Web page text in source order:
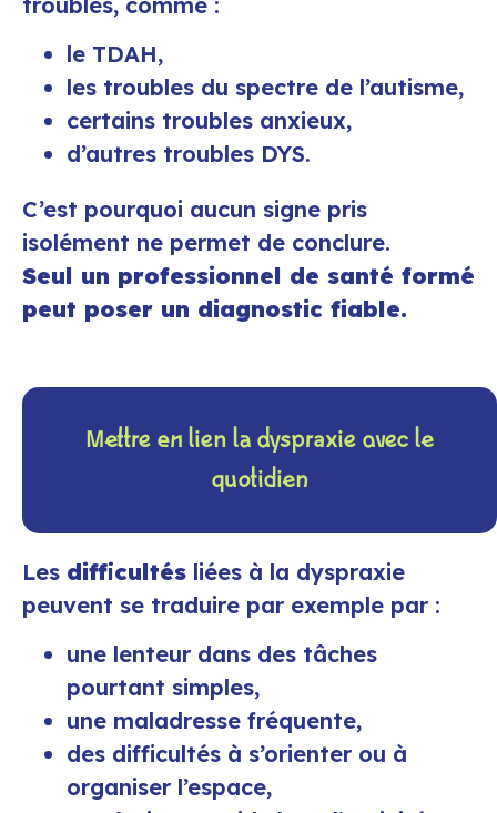
le TDAH,
les troubles du spectre de l’autisme,
certains troubles anxieux,
d’autres troubles DYS.
C’est pourquoi aucun signe pris
isolément ne permet de conclure.
Seul un professionnel de santé formé
peut poser un diagnostic fiable.
Mettre en lien la dyspraxie avec le
quotidien
Les difficultés liées à la dyspraxie
peuvent se traduire par exemple par :
une lenteur dans des tâches
pourtant simples,
une maladresse fréquente,
des difficultés à s’orienter ou à
organiser l’espace,